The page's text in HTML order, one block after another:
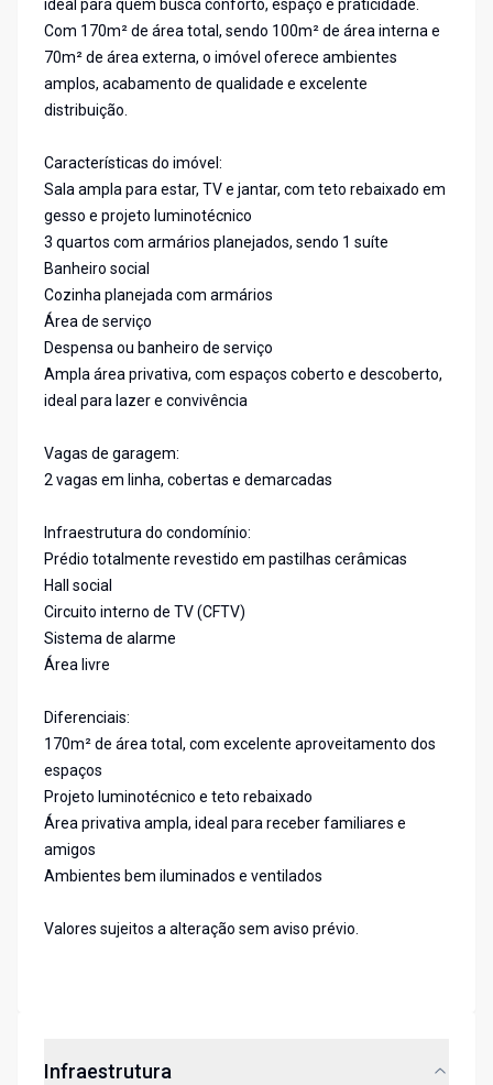
ideal para quem busca conforto, espaço e praticidade.
Com 170m² de área total, sendo 100m² de área interna e
70m² de área externa, o imóvel oferece ambientes
amplos, acabamento de qualidade e excelente
distribuição.
Características do imóvel:
Sala ampla para estar, TV e jantar, com teto rebaixado em
gesso e projeto luminotécnico
3 quartos com armários planejados, sendo 1 suíte
Banheiro social
Cozinha planejada com armários
Área de serviço
Despensa ou banheiro de serviço
Ampla área privativa, com espaços coberto e descoberto,
ideal para lazer e convivência
Vagas de garagem:
2 vagas em linha, cobertas e demarcadas
Infraestrutura do condomínio:
Prédio totalmente revestido em pastilhas cerâmicas
Hall social
Circuito interno de TV (CFTV)
Sistema de alarme
Área livre
Diferenciais:
170m² de área total, com excelente aproveitamento dos
espaços
Projeto luminotécnico e teto rebaixado
Área privativa ampla, ideal para receber familiares e
amigos
Ambientes bem iluminados e ventilados
Valores sujeitos a alteração sem aviso prévio.
Infraestrutura